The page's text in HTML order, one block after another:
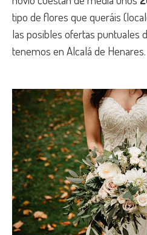
tipo de flores que queráis
las posibles ofertas puntuales
tenemos en Alcalá de Henares.